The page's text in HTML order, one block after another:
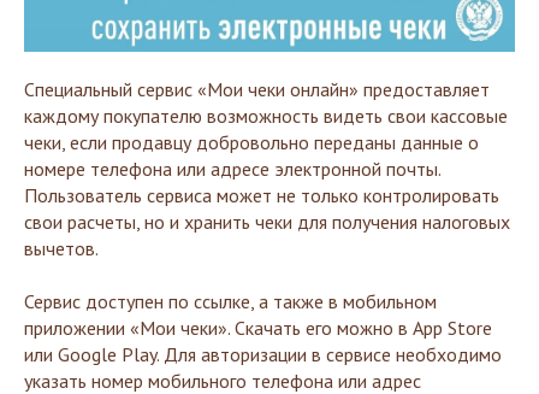
Специальный сервис «Мои чеки онлайн» предоставляет
каждому покупателю возможность видеть свои кассовые
чеки, если продавцу добровольно переданы данные о
номере телефона или адресе электронной почты.
Пользователь сервиса может не только контролировать
свои расчеты, но и хранить чеки для получения налоговых
вычетов.
Сервис доступен по ссылке, а также в мобильном
приложении «Мои чеки». Скачать его можно в App Store
или Google Play. Для авторизации в сервисе необходимо
указать номер мобильного телефона или адрес